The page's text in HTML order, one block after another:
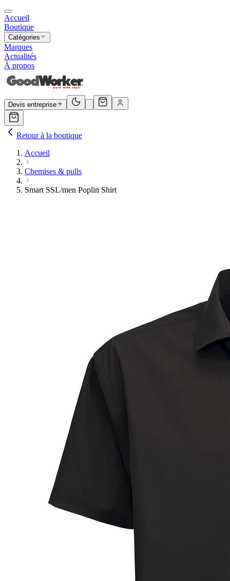
Accueil
Boutique
Catégories
Marques
Actualités
À propos
Devis entreprise
Retour à la boutique
Accueil
Chemises & pulls
Smart SSL/men Poplin Shirt